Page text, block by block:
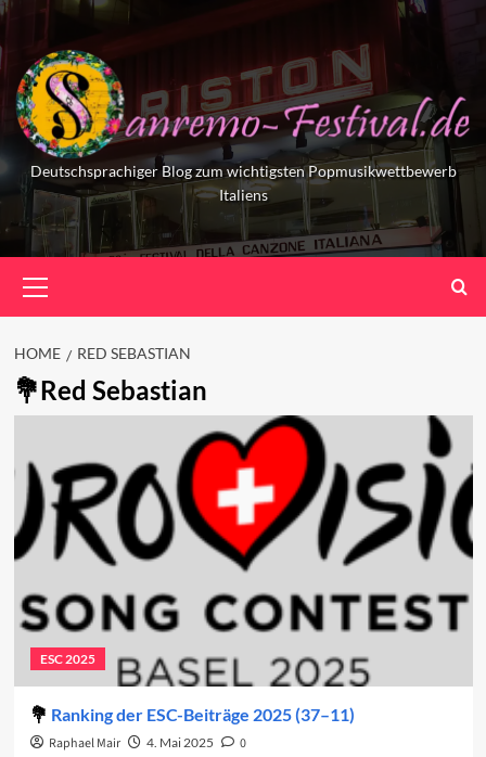
Skip
to
content
Deutschsprachiger Blog zum wichtigsten Popmusikwettbewerb
Italiens
Menu
HOME RED SEBASTIAN
Red Sebastian
ESC 2025
Ranking der ESC-Beiträge 2025 (37–11)
Raphael Mair 4. Mai 2025
0